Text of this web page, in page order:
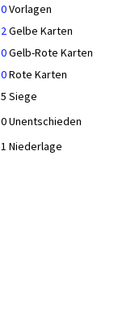
0Vorlagen
2Gelbe Karten
0Gelb-Rote Karten
0Rote Karten
5 Siege
0 Unentschieden
1 Niederlage